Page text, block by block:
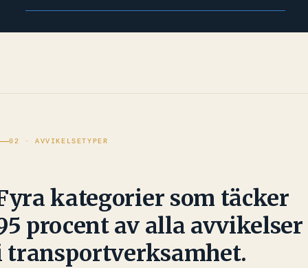
02 · AVVIKELSETYPER
kategorier som täcker
procent av alla avvikelser
transportverksamhet.